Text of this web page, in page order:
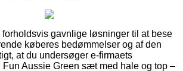
forholdsvis gavnlige løsninger til at bese
køberes bedømmelser og af den
at du undersøger e-firmaets
Aussie Green sæt med hale og top –